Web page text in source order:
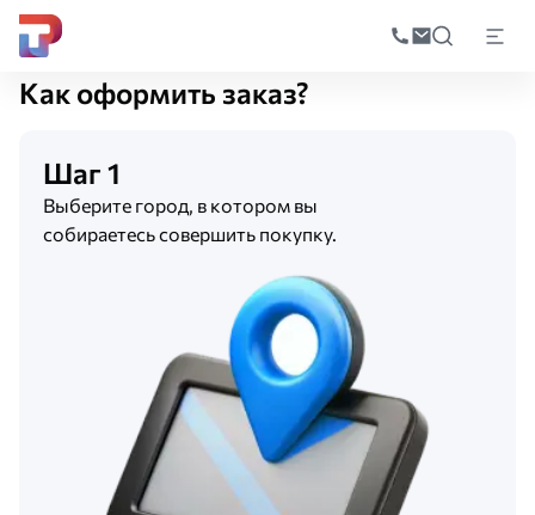
по
Главная
Как оформить заказ?
Шаг 1
Выберите город, в котором вы
собираетесь совершить покупку.